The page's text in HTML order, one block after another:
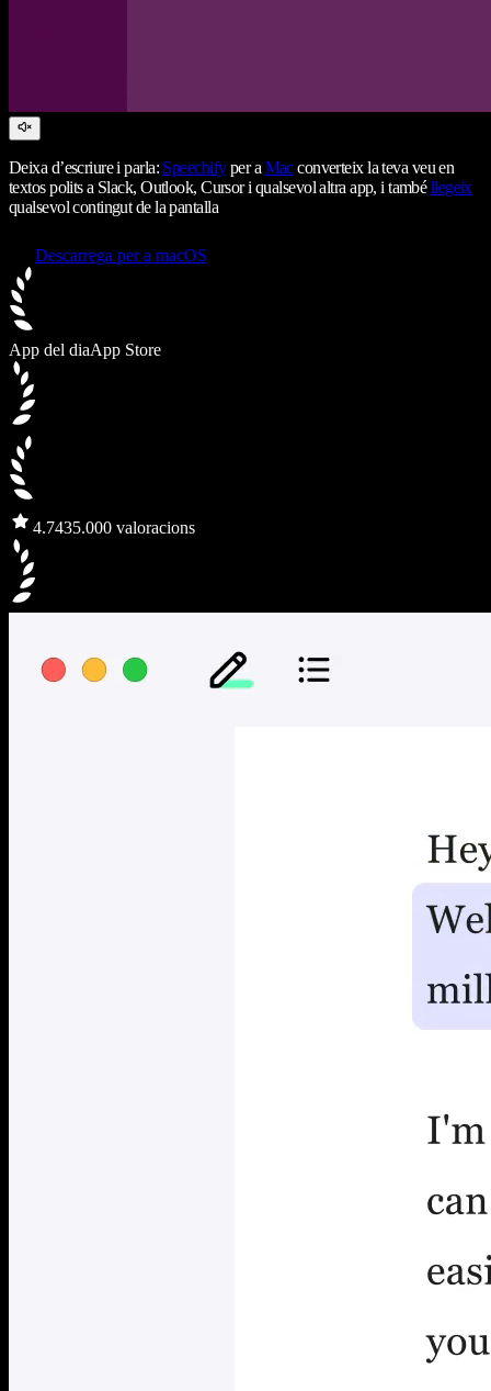
Deixa d’escriure i parla: Speechifyper a Macconverteix la teva veu en
textos polits a Slack, Outlook, Cursor i qualsevol altra app, i tambéllegeix
qualsevol contingut de la pantalla
Descarrega per a macOS
App del diaApp Store
4.7435.000 valoracions